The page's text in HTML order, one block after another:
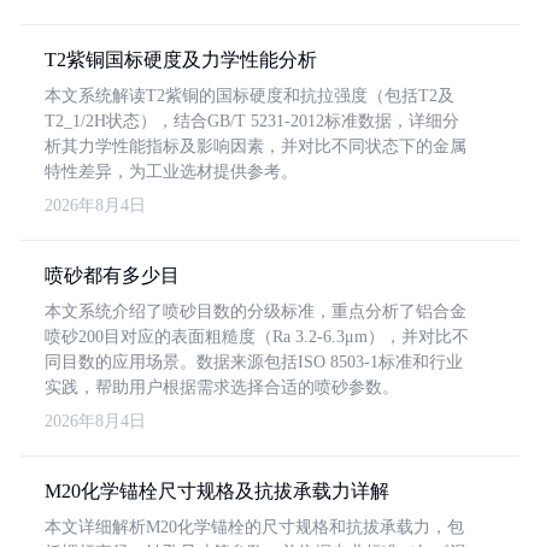
T2紫铜国标硬度及力学性能分析
本文系统解读T2紫铜的国标硬度和抗拉强度（包括T2及
T2_1/2H状态），结合GB/T 5231-2012标准数据，详细分
析其力学性能指标及影响因素，并对比不同状态下的金属
特性差异，为工业选材提供参考。
2026年8月4日
喷砂都有多少目
本文系统介绍了喷砂目数的分级标准，重点分析了铝合金
喷砂200目对应的表面粗糙度（Ra 3.2-6.3μm），并对比不
同目数的应用场景。数据来源包括ISO 8503-1标准和行业
实践，帮助用户根据需求选择合适的喷砂参数。
2026年8月4日
M20化学锚栓尺寸规格及抗拔承载力详解
本文详细解析M20化学锚栓的尺寸规格和抗拔承载力，包